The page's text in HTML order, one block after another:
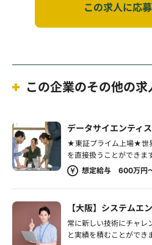
この求人に応
この企業のその他の求
データサイエンティ
★東証プライム上場★世
を直接扱うことができま
想定給与 600万円
【大阪】システムエ
常に新しい技術にチャ
と実績を積むことができ